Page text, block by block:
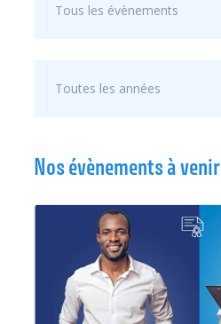
Tous les évènements
Toutes les années
Nos évènements à venir